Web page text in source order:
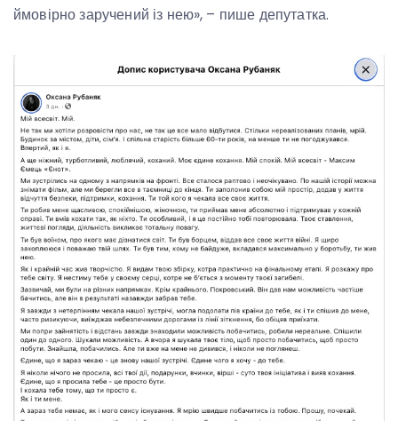
ймовірно заручений із нею», – пише депутатка.